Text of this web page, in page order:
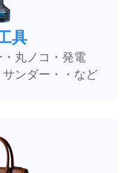
具
丸ノコ・発電
ンダー・・など